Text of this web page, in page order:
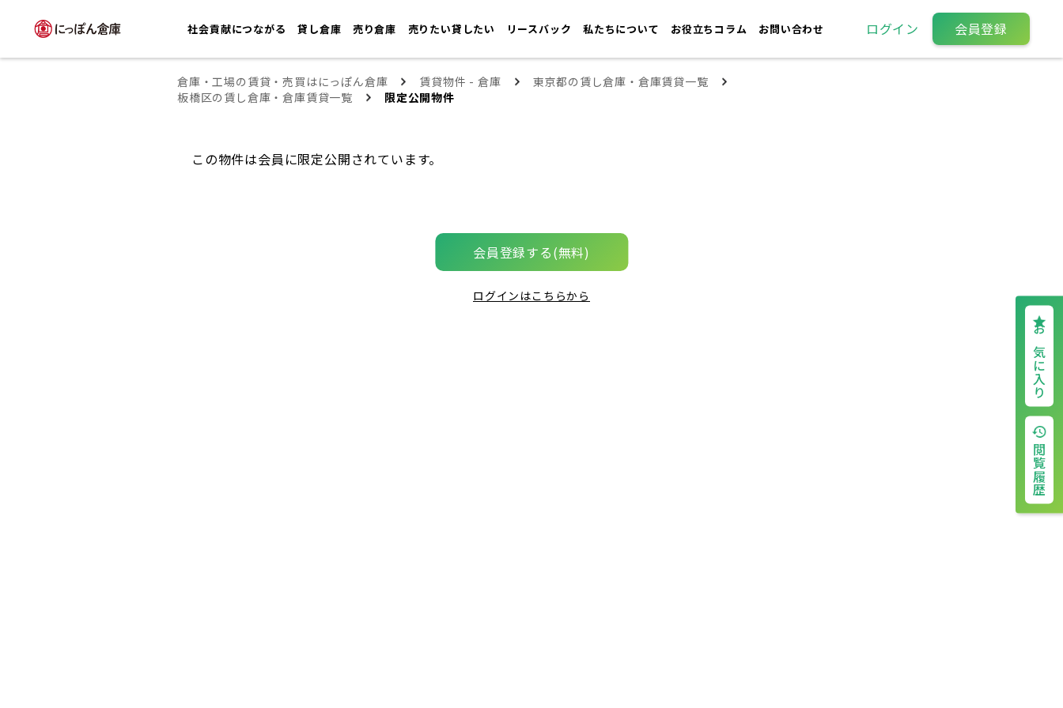
社会貢献につながる 貸し倉庫 売り倉庫 売りたい貸したい リースバック 私たちについて お役立ちコラム お問い合わせ ログイン 会員登録
倉庫・工場の賃貸・売買はにっぽん倉庫 賃貸物件 - 倉庫
東京都の賃し倉庫・倉庫賃貸一覧
板橋区の賃し倉庫・倉庫賃貸一覧
限定公開物件
お気に入り
閲覧履歴
この物件は会員に限定公開されています。
会員登録する(無料)
ログインはこちらから